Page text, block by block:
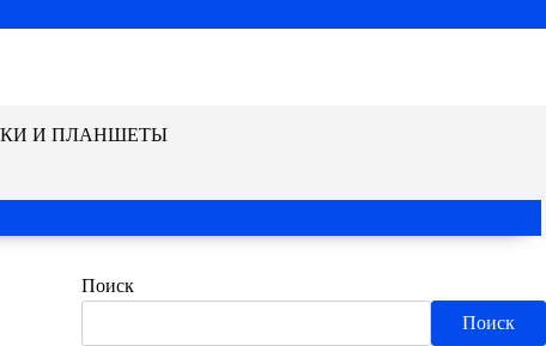
И ПЛАНШЕТЫ
Поиск
Поиск